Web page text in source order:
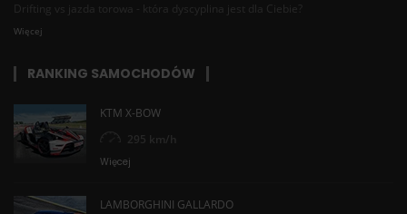
Drifting vs jazda torowa - która dyscyplina jest dla Ciebie?
Więcej
RANKING SAMOCHODÓW
KTM X-BOW
295 km/h
Więcej
LAMBORGHINI GALLARDO